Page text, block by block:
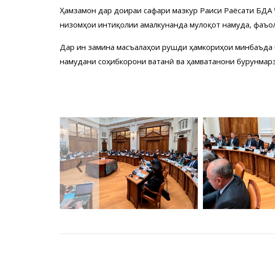
Ҳамзамон дар доираи сафари мазкур Раиси Раёсати
низомҳои интиқолии амалкунанда мулоқот намуда,
Дар ин замина масъалаҳои рушди ҳамкориҳои минбаъда
намудани соҳибкорони ватанӣ ва ҳамватанони
‹